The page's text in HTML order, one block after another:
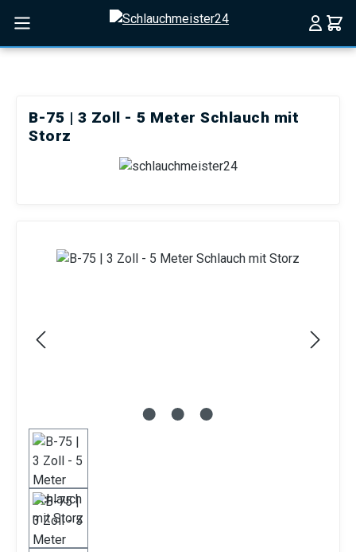
Zum Hauptinhalt springen
B-75 | 3 Zoll - 5 Meter Schlauch mit
Storz